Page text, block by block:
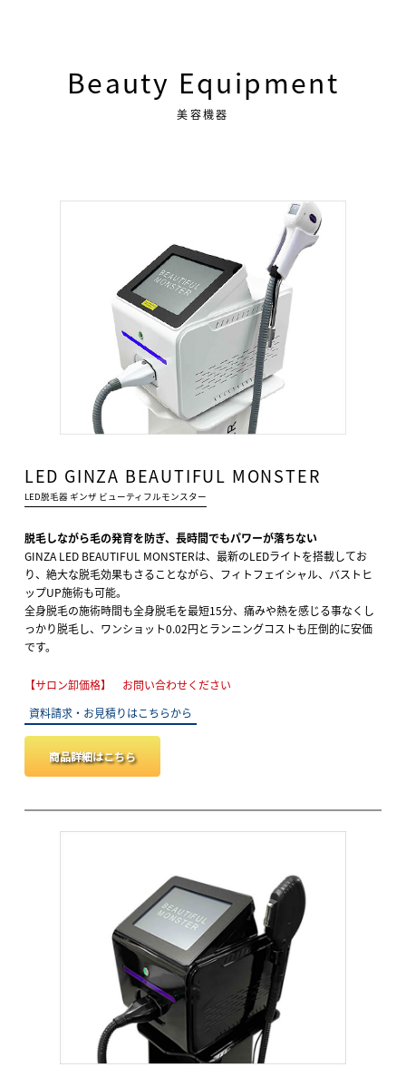
Beauty Equipment
美容機器
LED GINZA BEAUTIFUL MONSTER
LED脱毛器 ギンザ ビューティフルモンスター
脱毛しながら毛の発育を防ぎ、長時間でもパワーが落ちない
GINZA LED BEAUTIFUL MONSTERは、最新のLEDライトを搭載してお
り、絶大な脱毛効果もさることながら、フィトフェイシャル、バストヒ
ップUP施術も可能。
全身脱毛の施術時間も全身脱毛を最短15分、痛みや熱を感じる事なくし
っかり脱毛し、ワンショット0.02円とランニングコストも圧倒的に安価
です。
【サロン卸価格】 お問い合わせください
資料請求・お見積りはこちらから
商品詳細はこちら